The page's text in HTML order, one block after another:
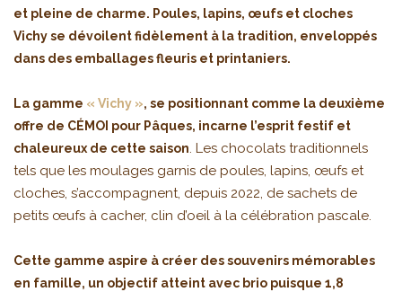
et pleine de charme. Poules, lapins, œufs et cloches
Vichy se dévoilent fidèlement à la tradition, enveloppés
dans des emballages fleuris et printaniers.
La gamme « Vichy », se positionnant comme la deuxième
offre de CÉMOI pour Pâques, incarne l’esprit festif et
chaleureux de cette saison. Les chocolats traditionnels
tels que les moulages garnis de poules, lapins, œufs et
cloches, s’accompagnent, depuis 2022, de sachets de
petits œufs à cacher, clin d’oeil à la célébration pascale.
Cette gamme aspire à créer des souvenirs mémorables
en famille, un objectif atteint avec brio puisque 1,8